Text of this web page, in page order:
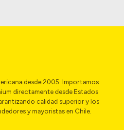
desde 2005. Importamos
directamente desde Estados
calidad superior y los
y mayoristas en Chile.